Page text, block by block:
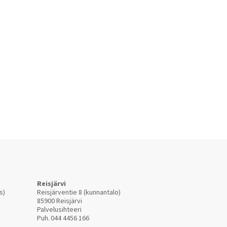
Reisjärvi
Reisjärventie 8 (kunnantalo)
85900 Reisjärvi
Palvelusihteeri
Puh.044 4456 166